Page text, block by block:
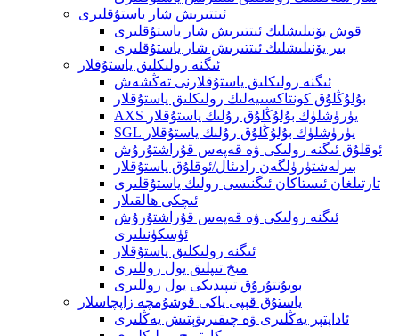
ئىتتىرىش شار ياستۇقلىرى
قوش يۆنىلىشلىك ئىتتىرىش شار ياستۇقلىرى
بىر يۆنىلىشلىك ئىتتىرىش شار ياستۇقلىرى
ئىگنە رولىكلىق ياستۇقلار
ئىگنە رولىكلىق ياستۇقلارنى تەڭشەش
بۇلۇڭلۇق كونتاكسىيەلىك رولىكلىق ياستۇقلار
AXS يۈرۈشلۈك بۇلۇڭلۇق رۇلىك ياستۇقلار
SGL يۈرۈشلۈك بۇلۇڭلۇق رۇلىك ياستۇقلار
ئوقلۇق ئىگنە رولىكى ۋە قەپەس قۇراشتۇرۇش
بىرلەشتۈرۈلگەن رادىئال/ئوقلۇق ياستۇقلار
تارتىلغان ئىستاكان ئىگنىسى رولىك ياستۇقلىرى
ئىچكى ھالقىلار
ئىگنە رولىكى ۋە قەپەس قۇراشتۇرۇش
ئۈسكۈنىلىرى
ئىگنە رولىكلىق ياستۇقلار
مىخ تىپلىق يول روللىرى
بويۇنتۇرۇق تىپىدىكى يول روللىرى
ياستۇق قېپى ياكى قوشۇمچە زاپچاسلار
ئاداپتېر يەڭلىرى ۋە چىقىرىۋېتىش يەڭلىرى